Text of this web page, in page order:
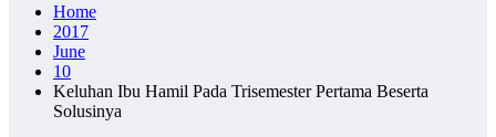
Home
2017
June
10
Keluhan Ibu Hamil Pada Trisemester Pertama Beserta
Solusinya